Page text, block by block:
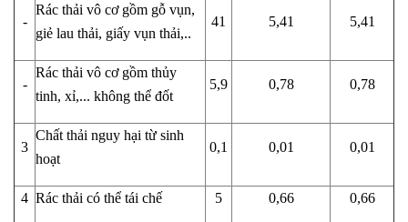
-
Rác thải vô cơ gồm gỗ vụn,
giẻ lau thải, giấy vụn thải,..
41 5,41 5,41
-
Rác thải vô cơ gồm thủy
tinh, xỉ,... không thể đốt
5,9 0,78 0,78
3
Chất thải nguy hại từ sinh
hoạt
0,1 0,01 0,01
4 Rác thải có thể tái chế 5 0,66 0,66